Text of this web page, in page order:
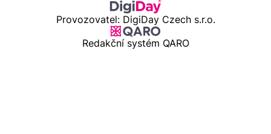
Provozovatel: DigiDay Czech s.r.o.
Redakční systém QARO